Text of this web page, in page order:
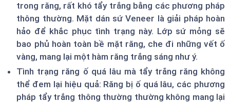
trong răng, rất khó tẩy trắng bằng các phương pháp
thông thường. Mặt dán sứ Veneer là giải pháp hoàn
hảo để khắc phục tình trạng này. Lớp sứ mỏng sẽ
bao phủ hoàn toàn bề mặt răng, che đi những vết ố
vàng, mang lại một hàm răng trắng sáng như ý.
Tình trạng răng ố quá lâu mà tẩy trắng răng không
thể đem lại hiệu quả: Răng bị ố quá lâu, các phương
pháp tẩy trắng thông thường thường không mang lại